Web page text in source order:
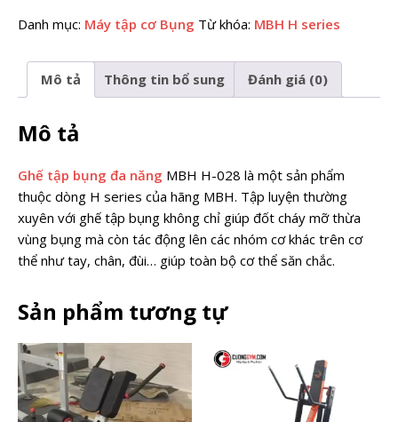
Danh mục: Máy tập cơ Bụng Từ khóa: MBH H series
Mô tả Thông tin bổ sung Đánh giá (0)
Mô tả
Ghế tập bụng đa năng MBH H-028 là một sản phẩm
thuộc dòng H series của hãng MBH. Tập luyện thường
xuyên với ghế tập bụng không chỉ giúp đốt cháy mỡ thừa
vùng bụng mà còn tác động lên các nhóm cơ khác trên cơ
thể như tay, chân, đùi… giúp toàn bộ cơ thể săn chắc.
Sản phẩm tương tự